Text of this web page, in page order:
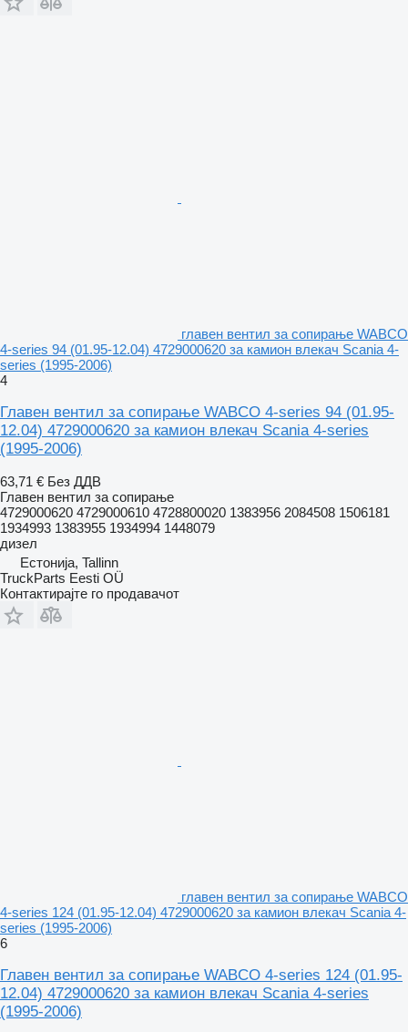
главен вентил за сопирање WABCO
4-series 94 (01.95-12.04) 4729000620 за камион влекач Scania 4-
series (1995-2006)
4
Главен вентил за сопирање WABCO 4-series 94 (01.95-
12.04) 4729000620 за камион влекач Scania 4-series
(1995-2006)
63,71 € Без ДДВ
Главен вентил за сопирање
4729000620 4729000610 4728800020 1383956 2084508 1506181
1934993 1383955 1934994 1448079
дизел
Естонија, Tallinn
TruckParts Eesti OÜ
Контактирајте го продавачот
главен вентил за сопирање WABCO
4-series 124 (01.95-12.04) 4729000620 за камион влекач Scania 4-
series (1995-2006)
6
Главен вентил за сопирање WABCO 4-series 124 (01.95-
12.04) 4729000620 за камион влекач Scania 4-series
(1995-2006)